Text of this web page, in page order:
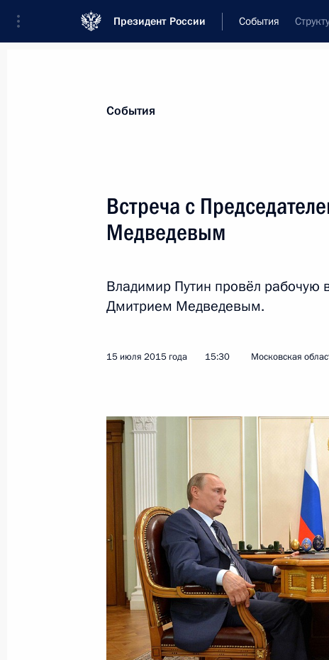
Президент России События
Новости
Поздравление российским
Телефонный разговор с Премьер-
Марком Рютте
16 июля 2015 года, 13:30
15 июля 2015 года, среда
Телефонный разговор с
15 июля 2015 года, 23:30
События
Встреча с
Медведевым
Владимир Путин провёл рабочую
Дмитрием Медведевым.
15 июля 2015 года 15:30 Московская